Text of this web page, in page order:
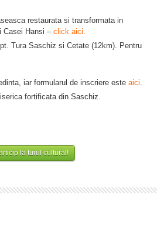
restaurata si transformata in
Casei Hansi – click aici.
Tura Saschiz si Cetate (12km). Pentru
iar formularul de inscriere este aici.
fortificata din Saschiz.
la turul cultural!